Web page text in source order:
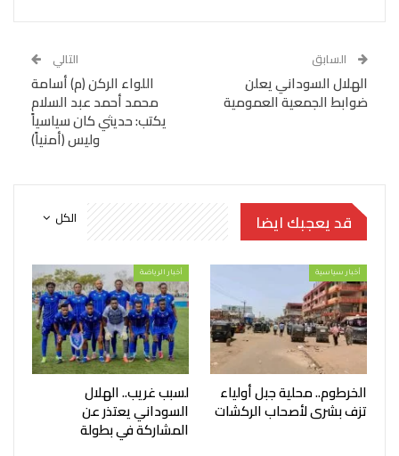
السابق
الهلال السوداني يعلن
ضوابط الجمعية العمومية
التالي
اللواء الركن (م) أسامة
محمد أحمد عبد السلام
يكتب: حديثي كان سياسياً
وليس (أمنياً)
الكل قد يعجبك ايضا
أخبار سياسية
الخرطوم.. محلية جبل أولياء
تزف بشرى لأصحاب الركشات
أخبار الرياضة
لسبب غريب.. الهلال
السوداني يعتذر عن
المشاركة في بطولة